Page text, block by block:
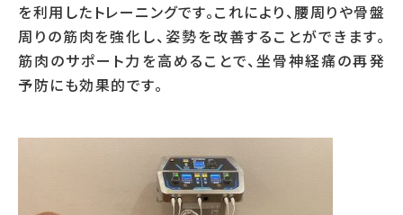
を利用したトレーニングです。これにより、腰周りや骨盤
周りの筋肉を強化し、姿勢を改善することができます。
筋肉のサポート力を高めることで、坐骨神経痛の再発
予防にも効果的です。